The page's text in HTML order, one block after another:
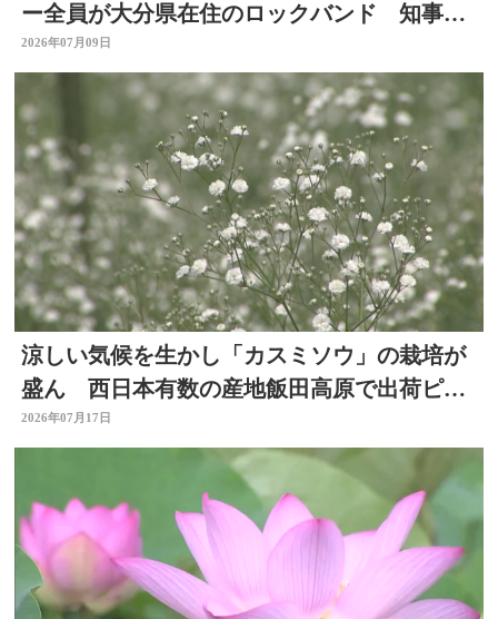
ー全員が大分県在住のロックバンド 知事を
表敬
2026年07月09日
涼しい気候を生かし「カスミソウ」の栽培が
盛ん 西日本有数の産地飯田高原で出荷ピー
ク 大分県九重町
2026年07月17日